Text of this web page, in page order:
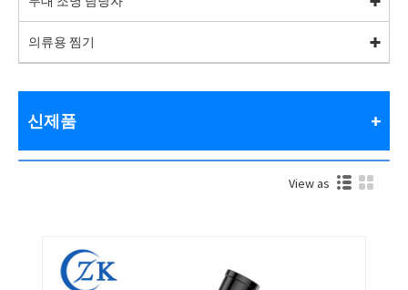
의류용 찜기
신제품
View as